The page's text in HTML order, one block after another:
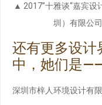
▲ 2017”十雅谈“嘉宾
圳）有限公
还有更多设计
中，她们是
深圳市梓人环境设计有